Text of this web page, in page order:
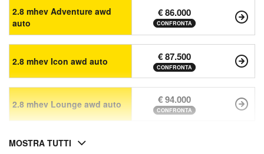
2.8 mhev Adventure awd
auto
€ 86.000
CONFRONTA
2.8 mhev Icon awd auto € 87.500
CONFRONTA
2.8 mhev Lounge awd auto € 94.000
CONFRONTA
MOSTRA TUTTI